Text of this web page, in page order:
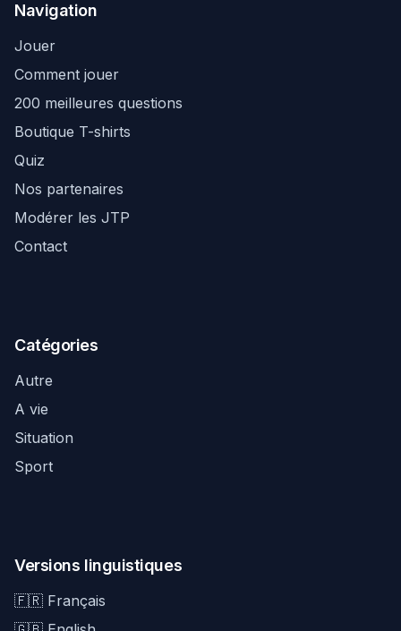
Navigation
Jouer
Comment jouer
200 meilleures questions
Boutique T-shirts
Quiz
Nos partenaires
Modérer les JTP
Contact
Catégories
Autre
A vie
Situation
Sport
Versions linguistiques
🇫🇷 Français